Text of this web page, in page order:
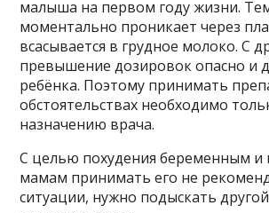
малыша на первом году жизни.
моментально проникает через
всасывается в грудное молоко. С
превышение дозировок опасно и
ребёнка. Поэтому принимать
обстоятельствах необходимо
назначению врача.
С целью похудения беременным
мамам принимать его не
ситуации, нужно подыскать